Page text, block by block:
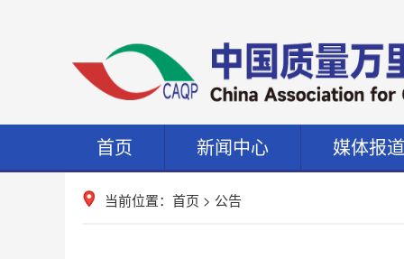
首页 新闻中心 媒体报道
当前位置： 首页 > 公告